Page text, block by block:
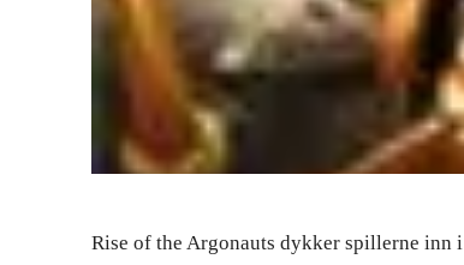
Rise of the Argonauts dykker spillerne